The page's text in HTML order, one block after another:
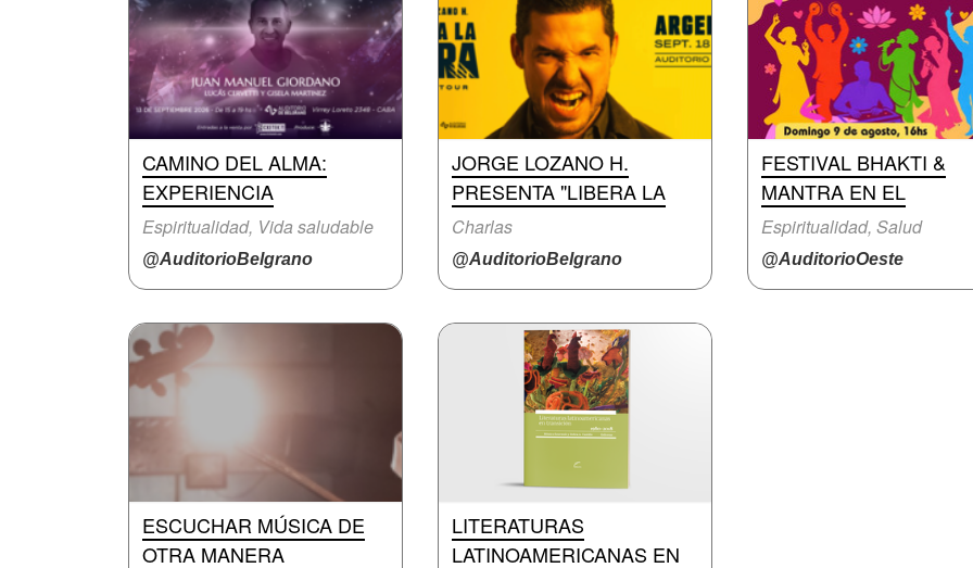
CAMINO DEL ALMA:
EXPERIENCIA
Espiritualidad, Vida saludable
@AuditorioBelgrano
JORGE LOZANO H.
PRESENTA "LIBERA LA
Charlas
@AuditorioBelgrano
FESTIVAL BHAKTI &
MANTRA EN EL
Espiritualidad, Salud
@AuditorioOeste
ESCUCHAR MÚSICA DE
OTRA MANERA
LITERATURAS
LATINOAMERICANAS EN